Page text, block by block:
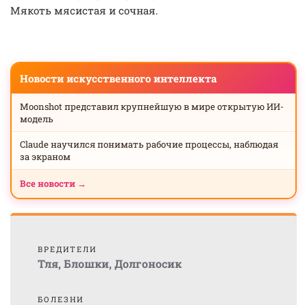
Мякоть мясистая и сочная.
Новости искусственного интеллекта
Moonshot представил крупнейшую в мире открытую ИИ-
модель
Claude научился понимать рабочие процессы, наблюдая
за экраном
Все новости →
ВРЕДИТЕЛИ
Тля, Блошки, Долгоносик
БОЛЕЗНИ